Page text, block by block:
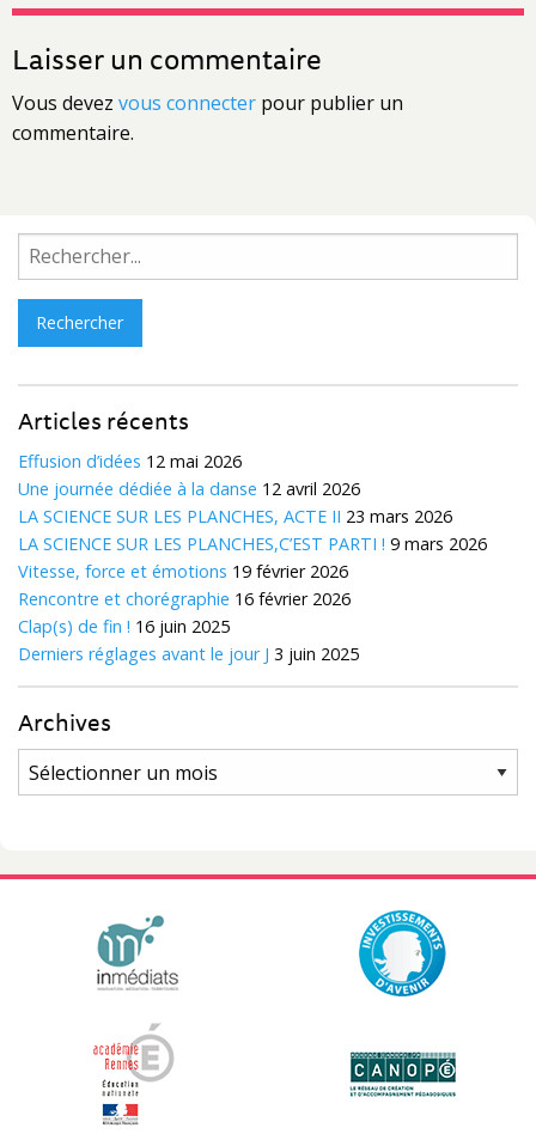
Laisser un commentaire
Vous devez vous connecter pour publier un
commentaire.
Rechercher :
Articles récents
Effusion d’idées 12 mai 2026
Une journée dédiée à la danse 12 avril 2026
LA SCIENCE SUR LES PLANCHES, ACTE II 23 mars 2026
LA SCIENCE SUR LES PLANCHES,C’EST PARTI ! 9 mars 2026
Vitesse, force et émotions 19 février 2026
Rencontre et chorégraphie 16 février 2026
Clap(s) de fin ! 16 juin 2025
Derniers réglages avant le jour J 3 juin 2025
Archives
Archives